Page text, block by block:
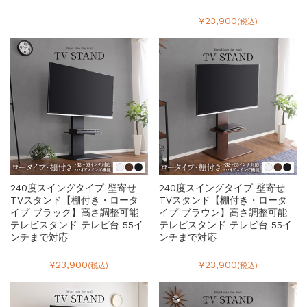
¥23,900(税込)
240度スイングタイプ 壁寄せ
TVスタンド【棚付き・ロータ
イプ ブラック】高さ調整可能
テレビスタンド テレビ台 55イ
ンチまで対応
¥23,900(税込)
240度スイングタイプ 壁寄せ
TVスタンド【棚付き・ロータ
イプ ブラウン】高さ調整可能
テレビスタンド テレビ台 55イ
ンチまで対応
¥23,900(税込)